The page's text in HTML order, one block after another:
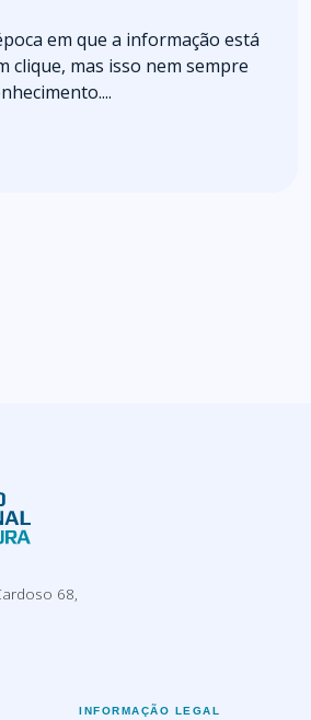
em que a informação está
clique, mas isso nem sempre
68,
INFORMAÇÃO LEGAL